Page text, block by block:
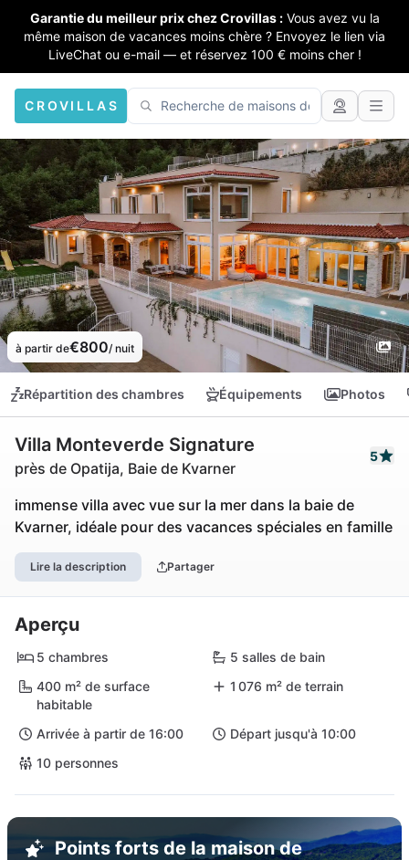
Garantie du meilleur prix chez Crovillas : Vous avez vu la
même maison de vacances moins chère ? Envoyez le lien via
LiveChat ou e-mail — et réservez 100 € moins cher !
CROVILLAS
à partir de€800/ nuit
Répartition des chambres Équipements Photos
Villa Monteverde Signature
près de Opatija, Baie de Kvarner
5
immense villa avec vue sur la mer dans la baie de
Kvarner, idéale pour des vacances spéciales en famille
Lire la description Partager
Aperçu
5 chambres
5 salles de bain
400 m² de surface
habitable
1 076 m² de terrain
Arrivée à partir de 16:00
Départ jusqu'à 10:00
10 personnes
Points forts de la maison de